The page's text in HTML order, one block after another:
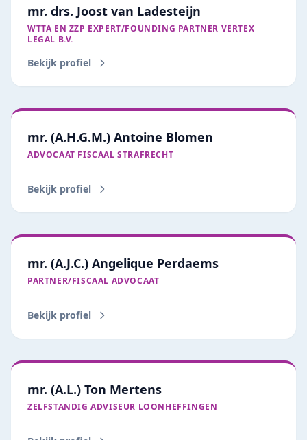
mr. drs. Joost van Ladesteijn
WTTA EN ZZP EXPERT/FOUNDING PARTNER VERTEX
LEGAL B.V.
Bekijk profiel
mr. (A.H.G.M.) Antoine Blomen
ADVOCAAT FISCAAL STRAFRECHT
Bekijk profiel
mr. (A.J.C.) Angelique Perdaems
PARTNER/FISCAAL ADVOCAAT
Bekijk profiel
mr. (A.L.) Ton Mertens
ZELFSTANDIG ADVISEUR LOONHEFFINGEN